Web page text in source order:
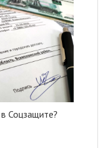
Соцзащите?